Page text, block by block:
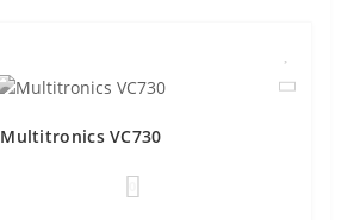
Multitronics VC730